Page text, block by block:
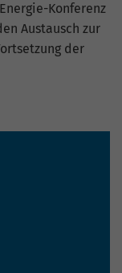
Konferenz
Austausch zur
der
Namen die
des Kontos
auf das es sich
mit
zu